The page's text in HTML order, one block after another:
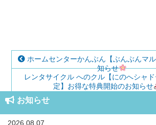
ホームセンターかんぶん【ぶんぶんマ
知らせ
レンタサイクル へのクル【にのへシャ
定】お得な特典開始のお知らせ
お知らせ
2026.08.07